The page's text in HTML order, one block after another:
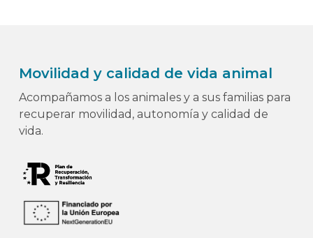
Movilidad y calidad de vida animal
Acompañamos a los animales y a sus familias para
recuperar movilidad, autonomía y calidad de
vida.